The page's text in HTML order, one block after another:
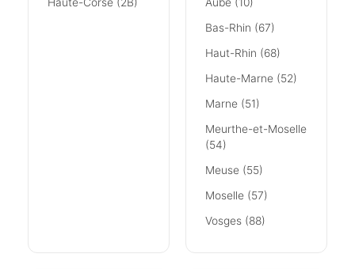
Bas-Rhin (67)
Haut-Rhin (68)
Haute-Marne (52)
Marne (51)
Meurthe-et-Moselle
(54)
Meuse (55)
Moselle (57)
Vosges (88)